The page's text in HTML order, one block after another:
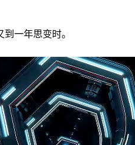
一年思变时。